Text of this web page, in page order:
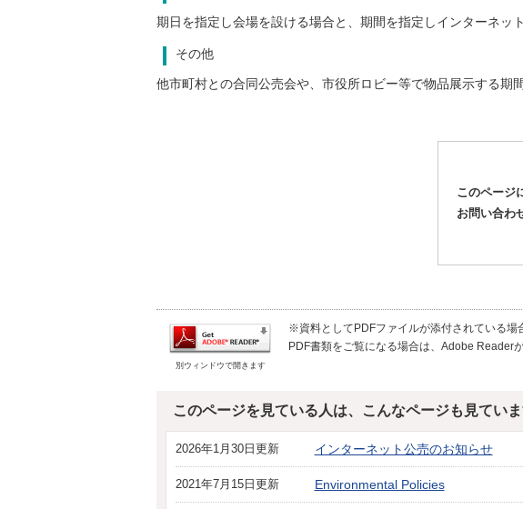
期日を指定し会場を設ける場合と、期間を指定しインターネッ
その他
他市町村との合同公売会や、市役所ロビー等で物品展示する期
このページ
お問い合わ
別ウィンドウで開きます
※資料としてPDFファイルが添付されている場
PDF書類をご覧になる場合は、Adobe Reader
このページを見ている人は、こんなページも見ていま
2026年1月30日更新 インターネット公売のお知らせ
2021年7月15日更新 Environmental Policies